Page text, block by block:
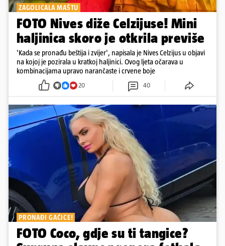
ZAGOLICALA MAŠTU
FOTO Nives diže Celzijuse! Mini
haljinica skoro je otkrila previše
'Kada se pronađu beštija i zvijer', napisala je Nives Celzijus u objavi
na kojoj je pozirala u kratkoj haljinici. Ovog ljeta očarava u
kombinacijama upravo narančaste i crvene boje
20 40
PRONAĐI GAĆICE!
FOTO Coco, gdje su ti tangice?